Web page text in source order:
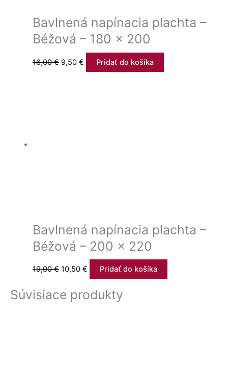
Bavlnená napínacia plachta –
Béžová – 180 x 200
16,00€ 9,50 € Pridať do košíka
Bavlnená napínacia plachta –
Béžová – 200 x 220
19,00€ 10,50 € Pridať do košíka
Súvisiace produkty